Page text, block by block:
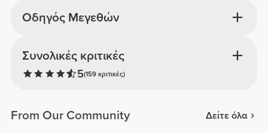
Συνολικές κριτικές
5(159 κριτικές)
Οδηγός Μεγεθών
From Our Community Δείτε όλα